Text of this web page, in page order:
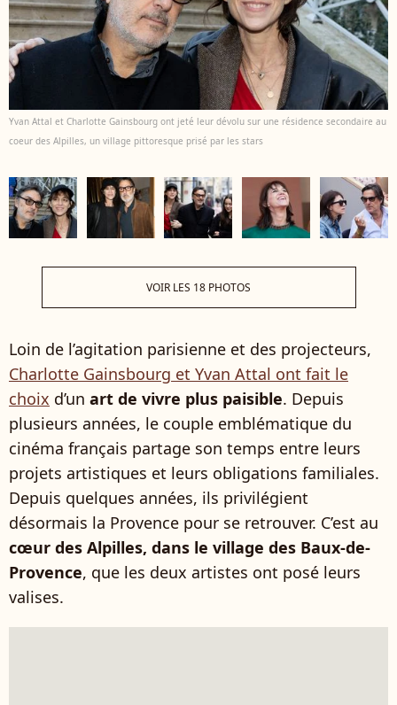
Yvan Attal et Charlotte Gainsbourg ont jeté leur dévolu sur une résidence secondaire au
coeur des Alpilles, un village pittoresque prisé par les stars
VOIR LES 18 PHOTOS
Loin de l’agitation parisienne et des projecteurs,
Charlotte Gainsbourg et Yvan Attal ont fait le
choix d’un art de vivre plus paisible. Depuis
plusieurs années, le couple emblématique du
cinéma français partage son temps entre leurs
projets artistiques et leurs obligations familiales.
Depuis quelques années, ils privilégient
désormais la Provence pour se retrouver. C’est au
cœur des Alpilles, dans le village des Baux-de-
Provence, que les deux artistes ont posé leurs
valises.